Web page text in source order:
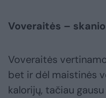
Voveraitės –
Voveraitės
bet ir dėl maistinės
kalorijų, tačiau